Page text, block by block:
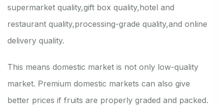
supermarket quality,gift box quality,hotel and
restaurant quality,processing-grade quality,and online
delivery quality.
This means domestic market is not only low-quality
market. Premium domestic markets can also give
better prices if fruits are properly graded and packed.